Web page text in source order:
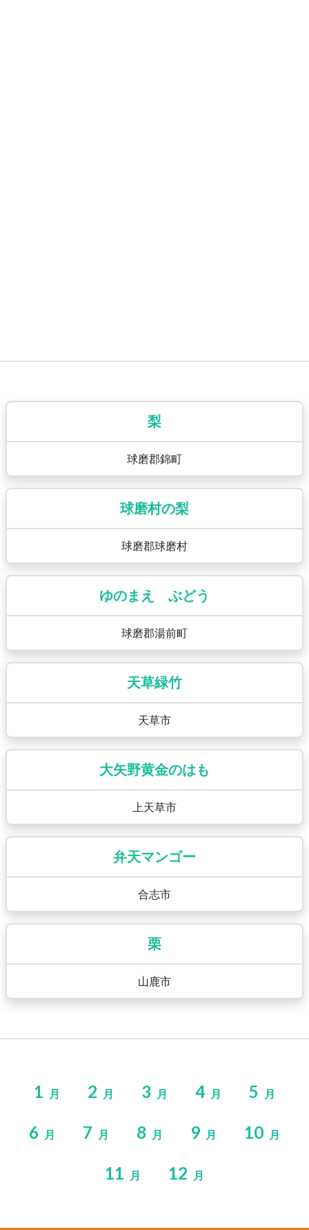
梨
球磨郡錦町
球磨村の梨
球磨郡球磨村
ゆのまえ ぶどう
球磨郡湯前町
天草緑竹
天草市
大矢野黄金のはも
上天草市
弁天マンゴー
合志市
栗
山鹿市
1 月 2 月 3 月 4 月 5 月
6 月 7 月 8 月 9 月 10 月
11 月 12 月